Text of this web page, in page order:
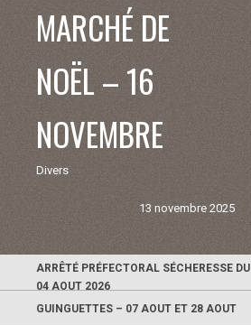
MARCHÉ DE
NOËL – 16
NOVEMBRE
Divers
13 novembre 2025
ARRÊTÉ PRÉFECTORAL SÉCHERESSE DU
04 AOUT 2026
GUINGUETTES – 07 AOUT ET 28 AOUT